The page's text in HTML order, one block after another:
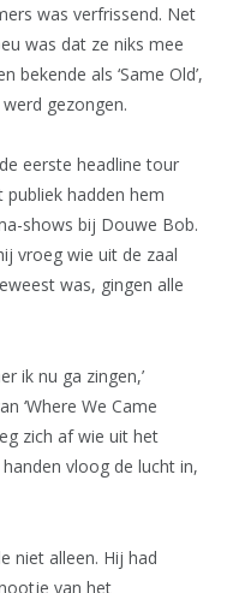
was verfrissend. Net
was dat ze niks mee
als ‘Same Old’,
gezongen.
eerste headline tour
hadden hem
shows bij Douwe Bob.
vroeg wie uit de zaal
was, gingen alle
ik nu ga zingen,’
‘Where We Came
zich af wie uit het
vloog de lucht in,
niet alleen. Hij had
van het